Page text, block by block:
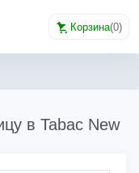
Корзина(0)
в Tabac New